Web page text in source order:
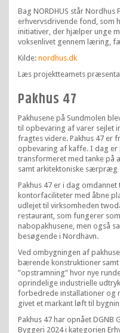
Bag NORDHUS står Nordhus
erhvervsdrivende fond, som
initiativer, der hjælper unge
voksenlivet gennem læring,
Kilde: nordhus.dk
Læs projektteamets
Pakhus 47
Pakhusene på Sundmolen
til opbevaring af varer sejlet
fragtes videre. Pakhus 47 er
opbevaring af kaffe. I dag er
transformeret med tanke på
samt arkitektoniske særpræg
Pakhus 47 er i dag
kontorfaciliteter med åbne
udlejet til virksomheden
restaurant, som fungerer
nabopakhusene, men også
besøgende i Nordhavn.
Ved ombygningen af
bærende konstruktioner
”opstramning” hvor nye
oprindelige industrielle
forbedrede installationer og
givet et markant løft til
Pakhus 47 har opnået
Byggeri 2024 i kategorien